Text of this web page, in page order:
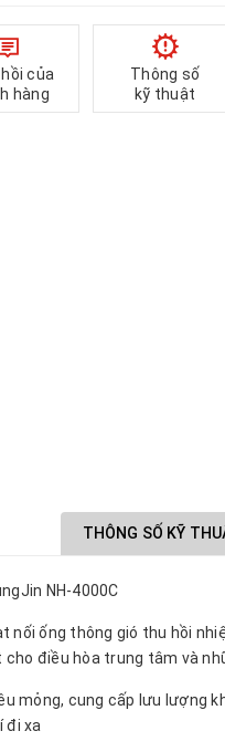
của
hàng
Thông số
kỹ thuật
THÔNG SỐ KỸ
NH-4000C
nối ống thông gió thu hồi
điều hòa trung tâm và
mỏng, cung cấp lưu lượng
đi xa